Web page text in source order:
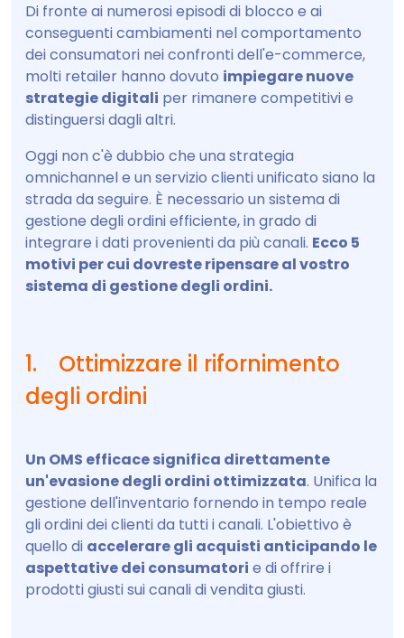
Di fronte ai numerosi episodi di blocco e ai
conseguenti cambiamenti nel comportamento
dei consumatori nei confronti dell'e-commerce,
molti retailer hanno dovuto impiegare nuove
strategie digitali per rimanere competitivi e
distinguersi dagli altri.
Oggi non c'è dubbio che una strategia
omnichannel e un servizio clienti unificato siano la
strada da seguire. È necessario un sistema di
gestione degli ordini efficiente, in grado di
integrare i dati provenienti da più canali. Ecco 5
motivi per cui dovreste ripensare al vostro
sistema di gestione degli ordini.
1. Ottimizzare il rifornimento
degli ordini
Un OMS efficace significa direttamente
un'evasione degli ordini ottimizzata. Unifica la
gestione dell'inventario fornendo in tempo reale
gli ordini dei clienti da tutti i canali. L'obiettivo è
quello di accelerare gli acquisti anticipando le
aspettative dei consumatori e di offrire i
prodotti giusti sui canali di vendita giusti.